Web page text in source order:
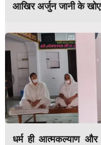
आखिर अर्जुन जानी के खोए
धर्म ही आत्मकल्याण और